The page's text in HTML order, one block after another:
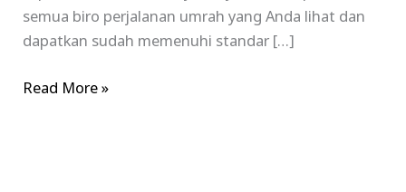
semua biro perjalanan umrah yang Anda lihat dan
dapatkan sudah memenuhi standar […]
Read More »